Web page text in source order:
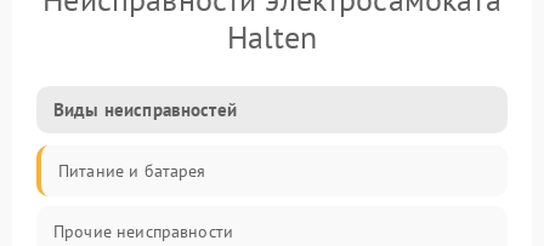
Halten
Виды неисправностей
Питание и батарея
Прочие неисправности